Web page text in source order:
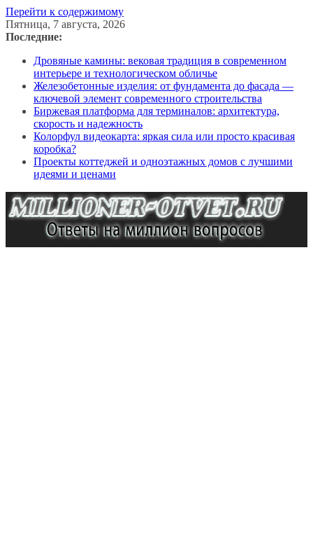
Перейти к содержимому
Пятница, 7 августа, 2026
Последние:
Дровяные камины: вековая традиция в современном
интерьере и технологическом обличье
Железобетонные изделия: от фундамента до фасада —
ключевой элемент современного строительства
Биржевая платформа для терминалов: архитектура,
скорость и надежность
Колорфул видеокарта: яркая сила или просто красивая
коробка?
Проекты коттеджей и одноэтажных домов с лучшими
идеями и ценами